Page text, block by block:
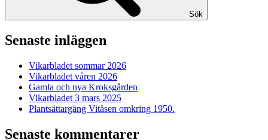
Sök
Senaste inläggen
Vikarbladet sommar 2026
Vikarbladet våren 2026
Gamla och nya Kroksgården
Vikarbladet 3 mars 2025
Plantsättargäng Vitåsen omkring 1950.
Senaste kommentarer